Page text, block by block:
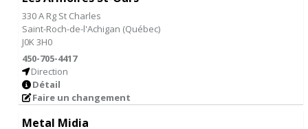
330 A Rg St Charles
Saint-Roch-de-l'Achigan (Québec)
J0K 3H0
450-705-4417
Direction
Détail
Faire un changement
Metal Midia